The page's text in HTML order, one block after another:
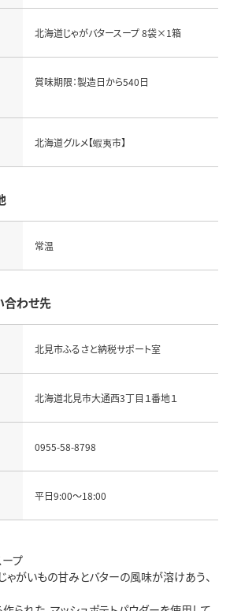
北海道じゃがバタースープ 8袋×1箱
賞味期限：製造日から540日
北海道グルメ【蝦夷市】
常温
合わせ先
北見市ふるさと納税サポート室
北海道北見市大通西3丁目１番地１
0955-58-8798
平日9:00～18:00
プ
がいもの甘みとバターの風味が溶けあう、